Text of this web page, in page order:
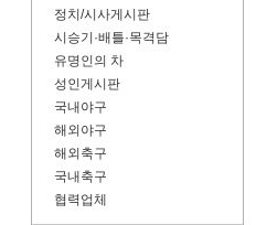
정치/시사게시판
시승기·배틀·목격담
유명인의 차
성인게시판
국내야구
해외야구
해외축구
국내축구
협력업체